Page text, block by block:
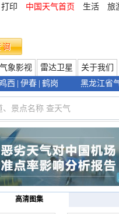
打印 中国天气首页 生活 旅
气象影视 雷达卫星
关于我们
西 伊春 鹤岗 黑龙江省
高清图集